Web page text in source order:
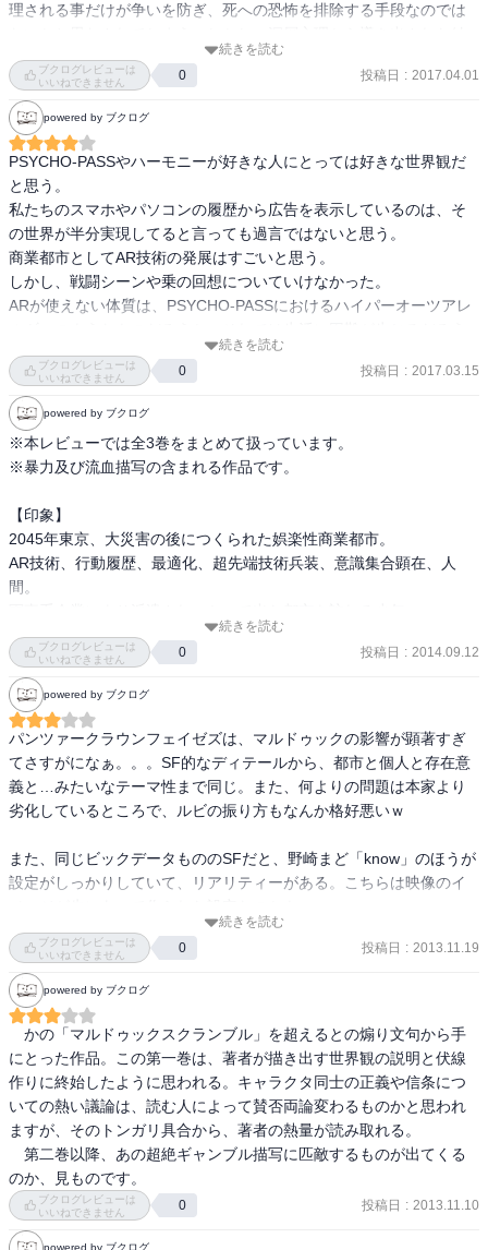
理される事だけが争いを防ぎ、死への恐怖を排除する手段なのでは
果を、自分の人生と言えるのか続きを読む
ブクログレビューは
いいねできません
0 投稿日 : 2017.04.01
powered by ブクログ
PSYCHO-PASSやハーモニーが好きな人にとっては好きな世界観だ
と思う。
私たちのスマホやパソコンの履歴から広告を表示しているのは、そ
の世界が半分実現してると言っても過言ではないと思う。
商業都市としてAR技術の発展はすごいと思う。
しかし、戦闘シーンや乗の回想についていけなかった。
ARが使えない体質は、PSYCHO-PASSにおけるハイパーオーツアレ
に。
そういえばハーモニーの世界でも社会評価は相手に開示されてい
た。
相手のデータは見たいが、自分のデータが晒されるのには抵抗感が
あるが、TwitterなどのSNSの自己紹介画面と大差ないのではないか
と思った。
続きを読む
ブクログレビューは
いいねできません
0 投稿日 : 2017.03.15
powered by ブクログ
※本レビューでは全3巻をまとめて扱っています。
※暴力及び流血描写の含まれる作品です。
【印象】
2045年東京、大災害の後につくられた娯楽性商業都市。
AR技術、行動履歴、最適化、超先端技術兵装、意識集合顕在、人
間。
彼と同僚、少女ら、都市上層部、テロリスト。過去と現在が強く絡
み合う先。
【類別】
小説。
SF、サイバーパンク。アクション。少し群像劇。
【構成等】
鍵となる情報の一部について、明らかにされる時期に妙な遅さを感
じました。
色々詰め込もうとしたように見えます。
【表現】
三人称視点の色濃い一人称視点で書かれた地の文です。
やや専門性のある技術的用語が常に用いられます。
造語的なもの、ルビ、ダッシュ記号、スラッシュ記号が多用されて
います。意味合いと時の流れの描写において効果的な表現だと感じ
ましたが、人によっては読みにくいかもしれません。
一部、人物や動作のネーミングに問題を感じました。
続きを読む
ブクログレビューは
いいねできません
0 投稿日 : 2014.09.12
powered by ブクログ
パンツァークラウンフェイゼズは、マルドゥックの影響が顕著すぎ
てさすがになぁ。。。SF的なディテールから、都市と個人と存在意
義と…みたいなテーマ性まで同じ。また、何よりの問題は本家より
劣化しているところで、ルビの振り方もなんか格好悪いｗ
また、同じビックデータもののSFだと、野崎まど「know」のほうが
設定がしっかりしていて、リアリティーがある。こちらは映像のイ
続きを読む
ブクログレビューは
いいねできません
0 投稿日 : 2013.11.19
powered by ブクログ
かの「マルドゥックスクランブル」を超えるとの煽り文句から手
にとった作品。この第一巻は、著者が描き出す世界観の説明と伏線
作りに終始したように思われる。キャラクタ同士の正義や信条につ
いての熱い議論は、読む人によって賛否両論変わるものかと思われ
ますが、そのトンガリ具合から、著者の熱量が読み取れる。
第二巻以降、あの超絶ギャンブル描写に匹敵するものが出てくる
のか、見ものです。
ブクログレビューは
いいねできません
0 投稿日 : 2013.11.10
powered by ブクログ